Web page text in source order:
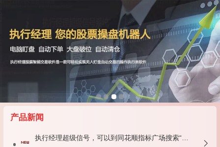
产品新闻
执行经理超级信号，可以到同花顺指标广场搜索“执行经理交易信号系统”免费使用。